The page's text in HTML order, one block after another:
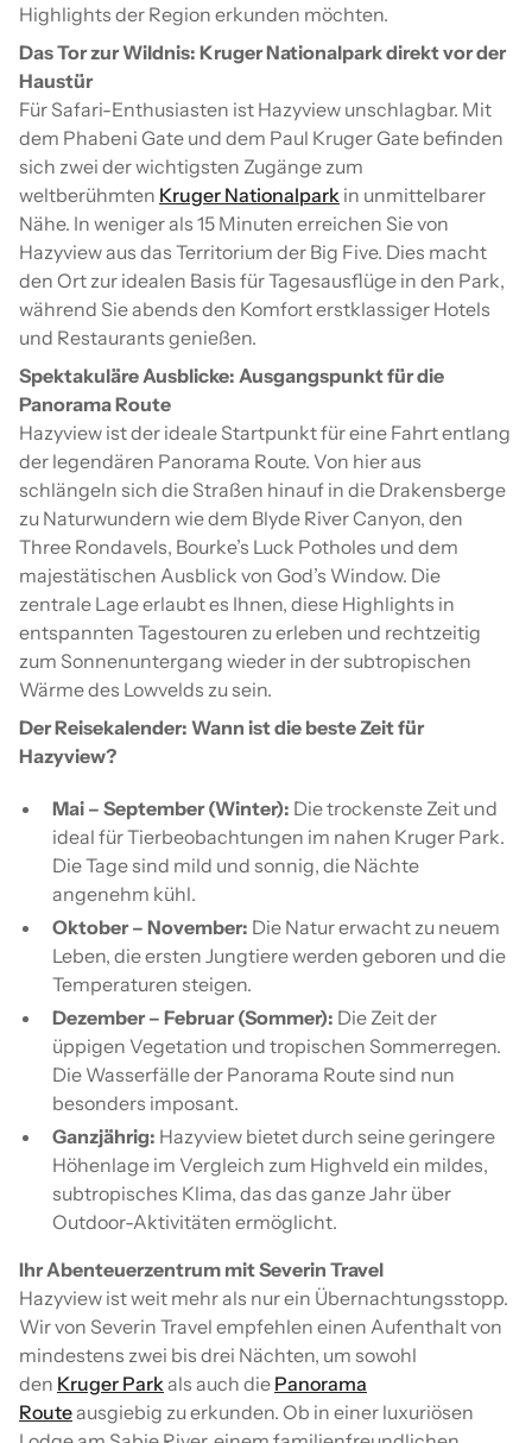
Highlights der Region erkunden möchten.
Das Tor zur Wildnis: Kruger Nationalpark direkt vor der
Haustür
Für Safari-Enthusiasten ist Hazyview unschlagbar. Mit
dem Phabeni Gate und dem Paul Kruger Gate befinden
sich zwei der wichtigsten Zugänge zum
weltberühmten Kruger Nationalpark in unmittelbarer
Nähe. In weniger als 15 Minuten erreichen Sie von
Hazyview aus das Territorium der Big Five. Dies macht
den Ort zur idealen Basis für Tagesausflüge in den Park,
während Sie abends den Komfort erstklassiger Hotels
und Restaurants genießen.
Spektakuläre Ausblicke: Ausgangspunkt für die
Panorama Route
Hazyview ist der ideale Startpunkt für eine Fahrt entlang
der legendären Panorama Route. Von hier aus
schlängeln sich die Straßen hinauf in die Drakensberge
zu Naturwundern wie dem Blyde River Canyon, den
Three Rondavels, Bourke’s Luck Potholes und dem
majestätischen Ausblick von God’s Window. Die
zentrale Lage erlaubt es Ihnen, diese Highlights in
entspannten Tagestouren zu erleben und rechtzeitig
zum Sonnenuntergang wieder in der subtropischen
Wärme des Lowvelds zu sein.
Der Reisekalender: Wann ist die beste Zeit für
Hazyview?
Mai – September (Winter): Die trockenste Zeit und
ideal für Tierbeobachtungen im nahen Kruger Park.
Die Tage sind mild und sonnig, die Nächte
angenehm kühl.
Oktober – November: Die Natur erwacht zu neuem
Leben, die ersten Jungtiere werden geboren und die
Temperaturen steigen.
Dezember – Februar (Sommer): Die Zeit der
üppigen Vegetation und tropischen Sommerregen.
Die Wasserfälle der Panorama Route sind nun
besonders imposant.
Ganzjährig: Hazyview bietet durch seine geringere
Höhenlage im Vergleich zum Highveld ein mildes,
subtropisches Klima, das das ganze Jahr über
Outdoor-Aktivitäten ermöglicht.
Ihr Abenteuerzentrum mit Severin Travel
Hazyview ist weit mehr als nur ein Übernachtungsstopp.
Wir von Severin Travel empfehlen einen Aufenthalt von
mindestens zwei bis drei Nächten, um sowohl
den Kruger Park als auch die Panorama
Routeausgiebig zu erkunden. Ob in einer luxuriösen